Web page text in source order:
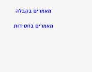
מאמרים בקבלה
מאמרים בחסידות